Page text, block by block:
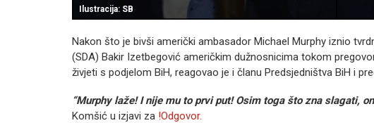
Ilustracija: SB
Nakon što je bivši američki ambasador Michael Murphy iznio
(SDA) Bakir Izetbegović američkim dužnosnicima tokom
živjeti s podjelom BiH, reagovao je i članu Predsjedništva BiH i
“Murphy laže! I nije mu to prvi put! Osim toga što zna slagati,
Komšić u izjavi za !Odgovor.